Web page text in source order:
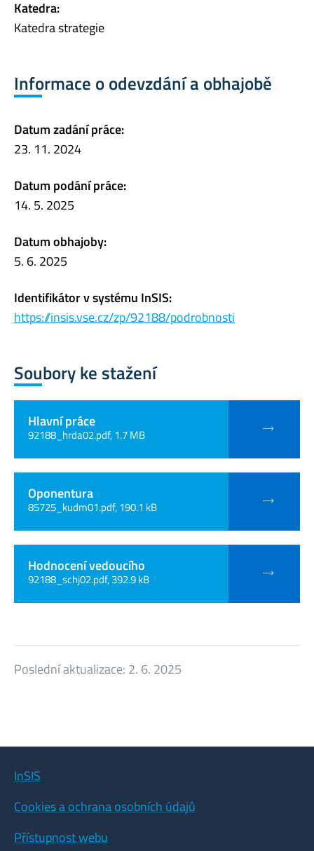
Katedra:
Katedra strategie
Informace o odevzdání a obhajobě
Datum zadání práce:
23. 11. 2024
Datum podání práce:
14. 5. 2025
Datum obhajoby:
5. 6. 2025
Identifikátor v systému InSIS:
https://insis.vse.cz/zp/92188/podrobnosti
Soubory ke stažení
Hlavní práce
92188_hrda02.pdf, 1.7 MB
Oponentura
85725_kudm01.pdf, 190.1 kB
Hodnocení vedoucího
92188_schj02.pdf, 392.9 kB
Poslední aktualizace: 2. 6. 2025
InSIS
Cookies a ochrana osobních údajů
Přístupnost webu